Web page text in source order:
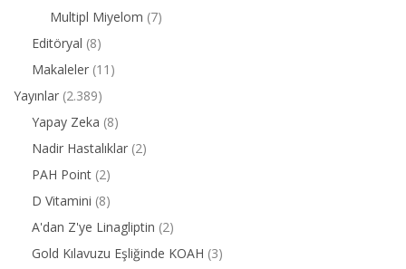
Multipl Miyelom (7)
Editöryal (8)
Makaleler (11)
Yayınlar (2.389)
Yapay Zeka (8)
Nadir Hastalıklar (2)
PAH Point (2)
D Vitamini (8)
A'dan Z'ye Linagliptin (2)
Gold Kılavuzu Eşliğinde KOAH (3)